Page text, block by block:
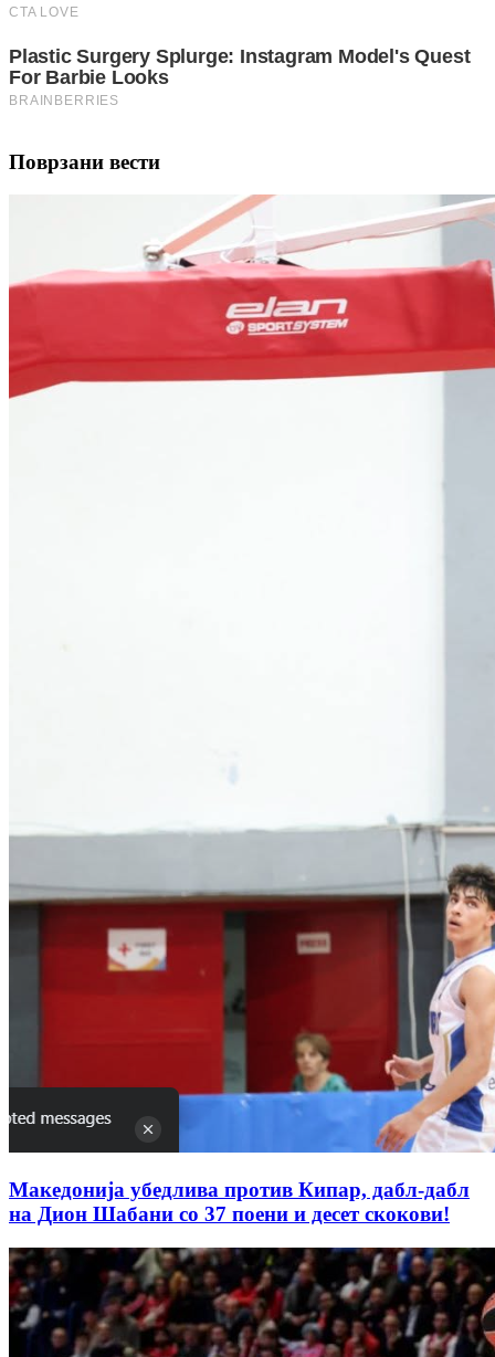
Поврзани вести
Македонија убедлива против Кипар, дабл-дабл
на Дион Шабани со 37 поени и десет скокови!